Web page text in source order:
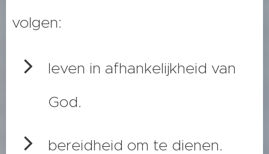
volgen:
leven in afhankelijkheid van
God.
bereidheid om te dienen.